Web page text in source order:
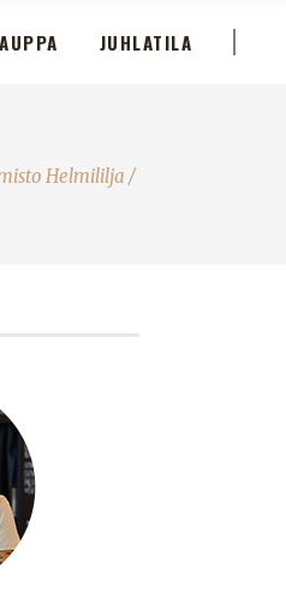
JUHLATILA
Helmililja /